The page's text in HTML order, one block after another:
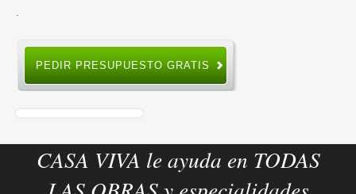
PEDIR PRESUPUESTO GRATIS
CASA VIVA le ayuda en TODAS